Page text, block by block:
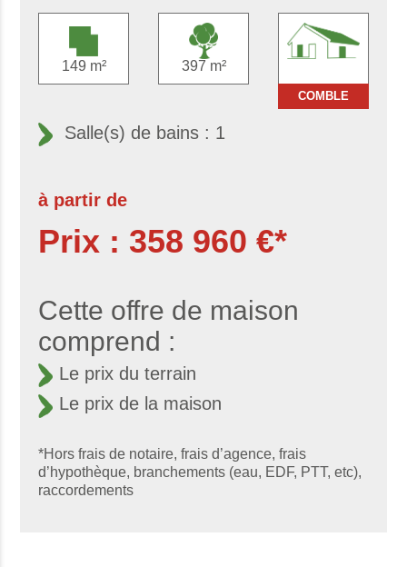
149 m² 397 m²
COMBLE
Salle(s) de bains : 1
à partir de
Prix : 358 960 €*
Cette offre de maison
comprend :
Le prix du terrain
Le prix de la maison
*Hors frais de notaire, frais d’agence, frais
d’hypothèque, branchements (eau, EDF, PTT, etc),
raccordements